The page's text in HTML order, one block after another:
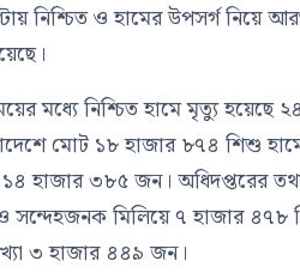
নিশ্চিত ও হামের উপসর্গ
মধ্যে নিশ্চিত হামে মৃত্যু
মোট ১৮ হাজার ৮৭৪ শিশু
হাজার ৩৮৫ জন। অধিদপ্তরের
সন্দেহজনক মিলিয়ে ৭ হাজার ৪৭৮
৩ হাজার ৪৪৯ জন।